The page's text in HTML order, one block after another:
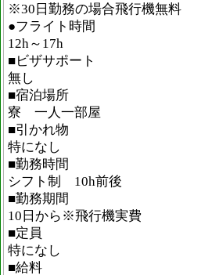
※30日勤務の場合飛行機無料
●フライト時間
12h～17h
■ビザサポート
無し
■宿泊場所
寮 一人一部屋
■引かれ物
特になし
■勤務時間
シフト制 10h前後
■勤務期間
10日から※飛行機実費
■定員
特になし
■給料